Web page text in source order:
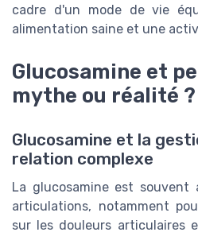
cadre d'un mode de vie
alimentation saine et une
Glucosamine et
mythe ou réalité ?
Glucosamine et la
relation complexe
La glucosamine est souvent
articulations, notamment
sur les douleurs articulaires